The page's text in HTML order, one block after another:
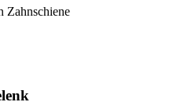
Zahnschiene